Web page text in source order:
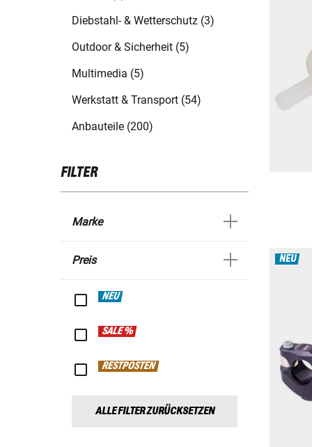
Diebstahl- & Wetterschutz (3)
Outdoor & Sicherheit (5)
Multimedia (5)
Werkstatt & Transport (54)
Anbauteile (200)
FILTER
Marke
Preis
NEU
SALE %
RESTPOSTEN
ALLE FILTER ZURÜCKSETZEN
NEU